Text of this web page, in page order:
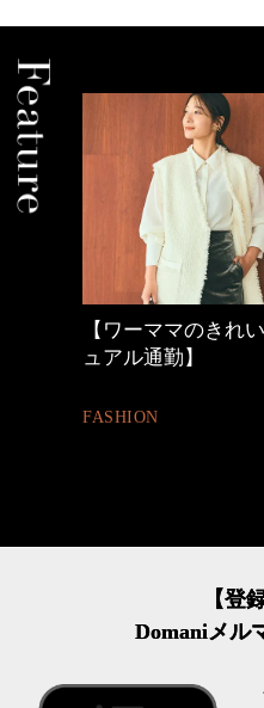
心地よくいられる
とは
FASHION
【登
Domaniメル